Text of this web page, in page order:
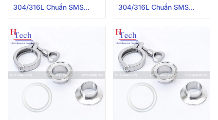
304/316L Chuẩn SMS
304/316L Chuẩn SMS